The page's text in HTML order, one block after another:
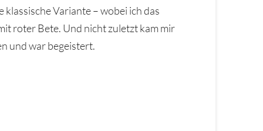
Variante – wobei ich das
roter Bete. Und nicht zuletzt kam mir
und war begeistert.